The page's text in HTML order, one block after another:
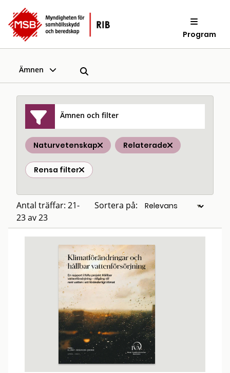
Program
Ämnen
Ämnen och filter
Naturvetenskap Relaterade
Rensa filter
Antal träffar: 21-
23 av 23
Sortera på: